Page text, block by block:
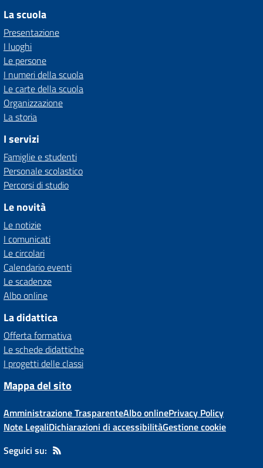
La scuola
Presentazione
I luoghi
Le persone
I numeri della scuola
Le carte della scuola
Organizzazione
La storia
I servizi
Famiglie e studenti
Personale scolastico
Percorsi di studio
Le novità
Le notizie
I comunicati
Le circolari
Calendario eventi
Le scadenze
Albo online
La didattica
Offerta formativa
Le schede didattiche
I progetti delle classi
Mappa del sito
Amministrazione TrasparenteAlbo onlinePrivacy Policy
Note LegaliDichiarazioni di accessibilitàGestione cookie
Seguici su: